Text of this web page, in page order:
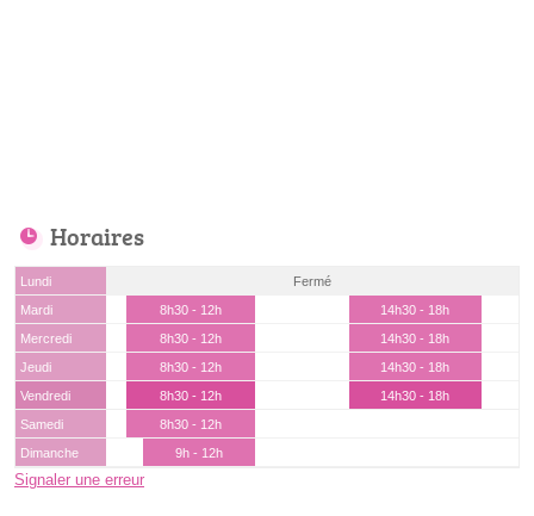
Horaires
Lundi
Fermé
Mardi
8h30 - 12h
14h30 - 18h
Mercredi
8h30 - 12h
14h30 - 18h
Jeudi
8h30 - 12h
14h30 - 18h
Vendredi
8h30 - 12h
14h30 - 18h
Samedi
8h30 - 12h
Dimanche
9h - 12h
Signaler une erreur